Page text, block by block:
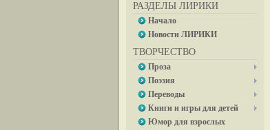
РАЗДЕЛЫ ЛИРИКИ
Начало
Новости ЛИРИКИ
ТВОРЧЕСТВО
Проза
Поэзия
Переводы
Книги и игры для детей
Юмор для взрослых